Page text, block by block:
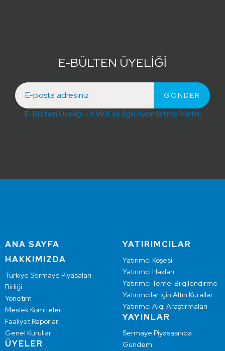
E-BÜLTEN ÜYELİĞİ
E-Bülten Üyeliği – KVKK ile İlgili Aydınlatma Metni
ANA SAYFA
HAKKIMIZDA
Türkiye Sermaye Piyasaları
Birliği
Yönetim
Meslek Komiteleri
Faaliyet Raporları
Genel Kurullar
ÜYELER
YATIRIMCILAR
Yatırımcı Köşesi
Yatırımcı Hakları
Yatırımcı Temel Bilgilendirme
Yatırımcılar İçin Altın Kurallar
Yatırımcı Algı Araştırmaları
YAYINLAR
Sermaye Piyasasında
Gündem